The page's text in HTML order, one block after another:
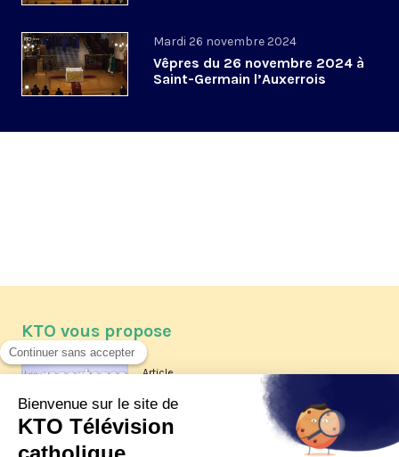
Mardi 26 novembre 2024
Vêpres du 26 novembre 2024 à
Saint-Germain l’Auxerrois
KTO vous propose
Article
Les reportages d'été 2026 de KTO